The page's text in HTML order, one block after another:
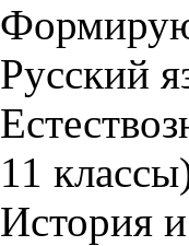
Русский
11
История